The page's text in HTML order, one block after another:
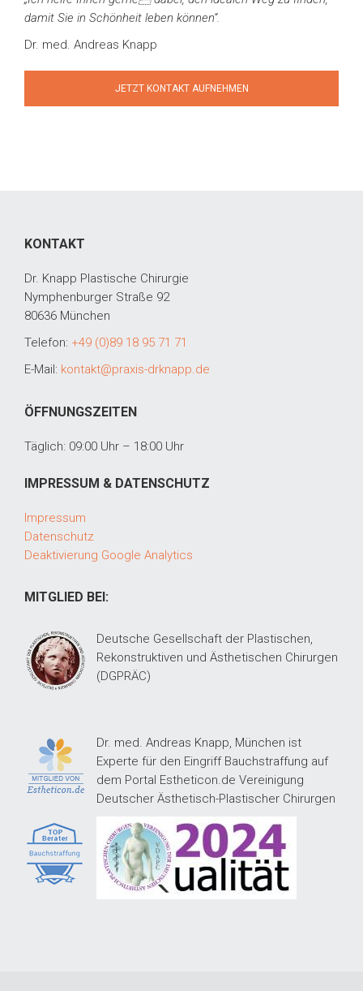
damit Sie in Schönheit leben können“.
Dr. med. Andreas Knapp
JETZT KONTAKT AUFNEHMEN
KONTAKT
Dr. Knapp Plastische Chirurgie
Nymphenburger Straße 92
80636 München
Telefon: +49 (0)89 18 95 71 71
E-Mail: kontakt@praxis-drknapp.de
ÖFFNUNGSZEITEN
Täglich: 09:00 Uhr – 18:00 Uhr
IMPRESSUM & DATENSCHUTZ
Impressum
Datenschutz
Deaktivierung Google Analytics
MITGLIED BEI:
Deutsche Gesellschaft der Plastischen,
Rekonstruktiven und Ästhetischen Chirurgen
(DGPRÄC)
Dr. med. Andreas Knapp, München ist
Experte für den Eingriff Bauchstraffung auf
dem Portal Estheticon.de Vereinigung
Deutscher Ästhetisch-Plastischer Chirurgen